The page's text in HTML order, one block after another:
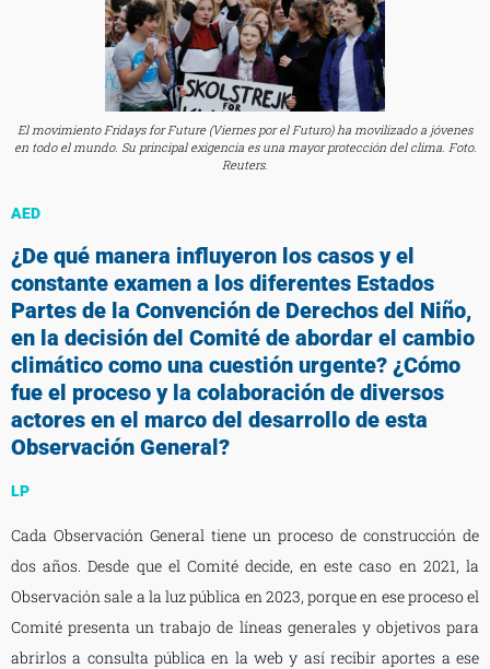
El movimiento Fridays for Future (Viernes por el Futuro) ha movilizado a jóvenes
en todo el mundo. Su principal exigencia es una mayor protección del clima. Foto.
Reuters.
AED
¿De qué manera influyeron los casos y el
constante examen a los diferentes Estados
Partes de la Convención de Derechos del Niño,
en la decisión del Comité de abordar el cambio
climático como una cuestión urgente? ¿Cómo
fue el proceso y la colaboración de diversos
actores en el marco del desarrollo de esta
Observación General?
LP
Cada Observación General tiene un proceso de construcción de
dos años. Desde que el Comité decide, en este caso en 2021, la
Observación sale a la luz pública en 2023, porque en ese proceso el
Comité presenta un trabajo de líneas generales y objetivos para
abrirlos a consulta pública en la web y así recibir aportes a ese